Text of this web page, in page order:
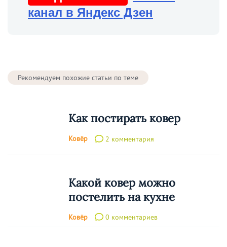
канал в Яндекс Дзен
Рекомендуем похожие статьи по теме
Как постирать ковер
Ковёр 2 комментария
Какой ковер можно
постелить на кухне
Ковёр 0 комментариев